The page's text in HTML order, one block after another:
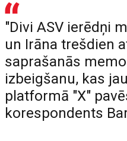
"Divi ASV ierēdņi
un Irāna trešdien
saprašanās
izbeigšanu, kas
platformā "X"
korespondents